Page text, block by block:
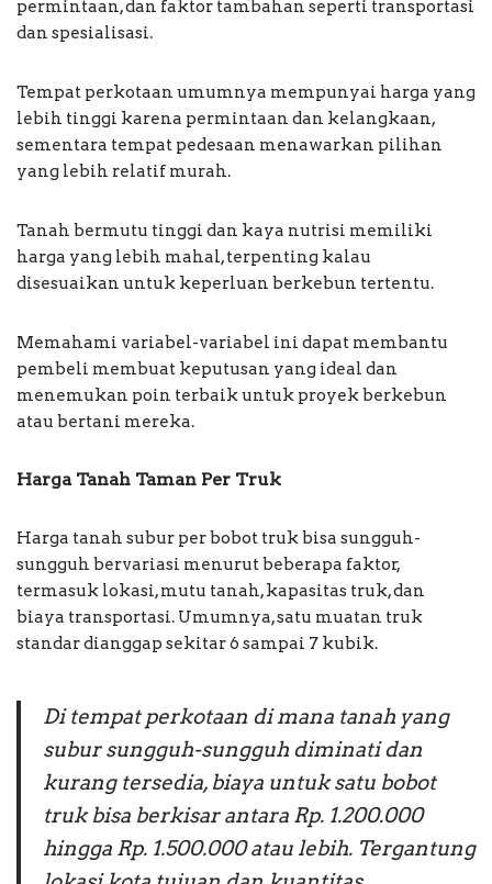
permintaan, dan faktor tambahan seperti transportasi
dan spesialisasi.
Tempat perkotaan umumnya mempunyai harga yang
lebih tinggi karena permintaan dan kelangkaan,
sementara tempat pedesaan menawarkan pilihan
yang lebih relatif murah.
Tanah bermutu tinggi dan kaya nutrisi memiliki
harga yang lebih mahal, terpenting kalau
disesuaikan untuk keperluan berkebun tertentu.
Memahami variabel-variabel ini dapat membantu
pembeli membuat keputusan yang ideal dan
menemukan poin terbaik untuk proyek berkebun
atau bertani mereka.
Harga Tanah Taman Per Truk
Harga tanah subur per bobot truk bisa sungguh-
sungguh bervariasi menurut beberapa faktor,
termasuk lokasi, mutu tanah, kapasitas truk, dan
biaya transportasi. Umumnya, satu muatan truk
standar dianggap sekitar 6 sampai 7 kubik.
Di tempat perkotaan di mana tanah yang
subur sungguh-sungguh diminati dan
kurang tersedia, biaya untuk satu bobot
truk bisa berkisar antara Rp. 1.200.000
hingga Rp. 1.500.000 atau lebih. Tergantung